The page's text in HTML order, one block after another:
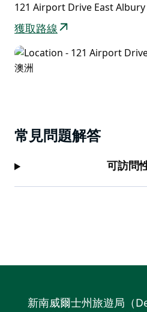
糖牛奶可供選擇。
奧爾伯里機場航站樓將開放以
聯絡您的航空公司以獲取有關
121 Airport Drive East Albury
獲取路線
常見問題解答
可訪問
新南威爾士州旅遊局（